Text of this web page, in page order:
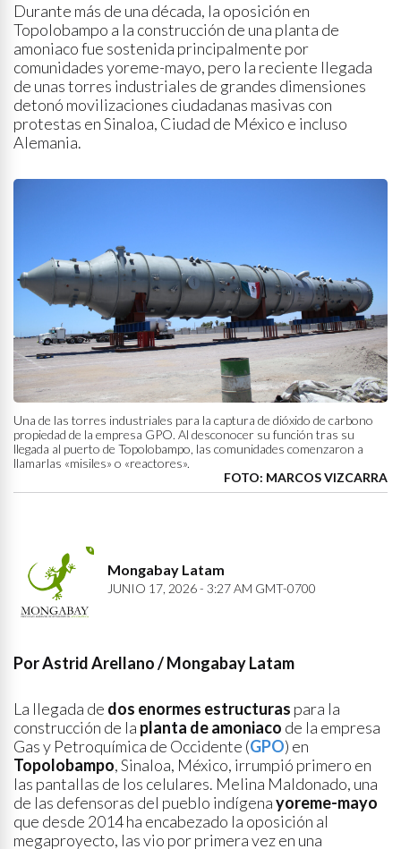
Durante más de una década, la oposición en
Topolobampo a la construcción de una planta de
amoniaco fue sostenida principalmente por
comunidades yoreme-mayo, pero la reciente llegada
de unas torres industriales de grandes dimensiones
detonó movilizaciones ciudadanas masivas con
protestas en Sinaloa, Ciudad de México e incluso
Alemania.
Una de las torres industriales para la captura de dióxido de carbono
propiedad de la empresa GPO. Al desconocer su función tras su
llegada al puerto de Topolobampo, las comunidades comenzaron a
llamarlas «misiles» o «reactores».
FOTO: MARCOS VIZCARRA
Mongabay Latam
JUNIO 17, 2026 - 3:27 AM GMT-0700
Por Astrid Arellano / Mongabay Latam
La llegada de dos enormes estructuras para la
construcción de la planta de amoniaco de la empresa
Gas y Petroquímica de Occidente (GPO) en
Topolobampo, Sinaloa, México, irrumpió primero en
las pantallas de los celulares. Melina Maldonado, una
de las defensoras del pueblo indígenayoreme-mayo
que desde 2014 ha encabezado la oposición al
megaproyecto, las vio por primera vez en una